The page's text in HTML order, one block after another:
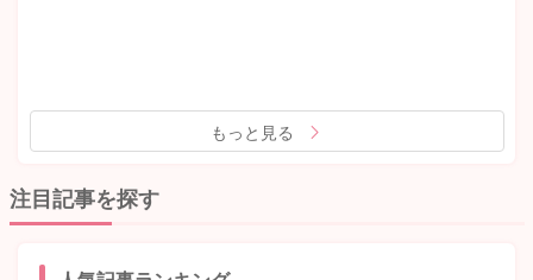
もっと見る
注目記事を探す